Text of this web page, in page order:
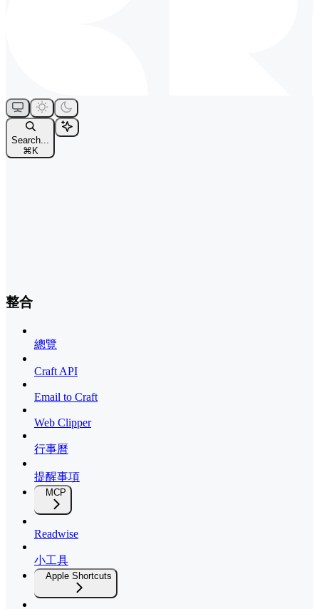
Search...
⌘ K
整合
總覽
Craft API
Email to Craft
Web Clipper
行事曆
提醒事項
MCP
Readwise
小工具
Apple Shortcuts